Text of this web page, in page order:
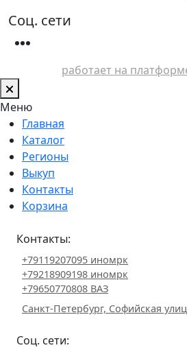
Соц. сети
работает на
Меню
Главная
Каталог
Регионы
Выкуп
Контакты
Корзина
Контакты:
+79119207095 иномрк
+79218909198 иномрк
+79650770808 ВАЗ
Санкт-Петербург, Софийская
Соц. сети: